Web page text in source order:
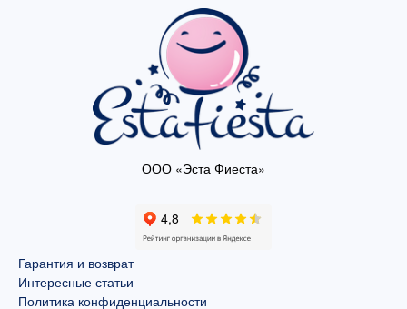
ООО «Эста Фиеста»
Гарантия и возврат
Интересные статьи
Политика конфиденциальности